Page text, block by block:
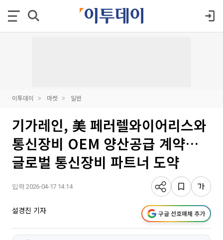
이투데이 마켓 일반
기가레인, 美 페러렐와이어리스와
통신장비 OEM 양산공급 계약…
글로벌 통신장비 파트너 도약
입력 2026-04-17 14:14
설경진 기자 구글 선호매체 추가